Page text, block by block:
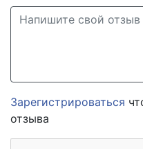
Зарегистрироваться
отзыва